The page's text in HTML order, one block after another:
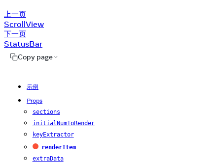
上一页
ScrollView
下一页
StatusBar
Copy page
示例
Props
sections
initialNumToRender
keyExtractor
必需renderItem
extraData